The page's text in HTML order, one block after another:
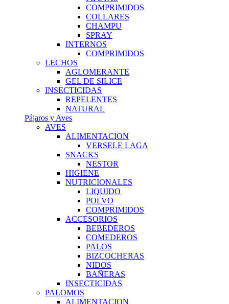
COMPRIMIDOS
COLLARES
CHAMPU
SPRAY
INTERNOS
COMPRIMIDOS
LECHOS
AGLOMERANTE
GEL DE SILICE
INSECTICIDAS
REPELENTES
NATURAL
Pájaros y Aves
AVES
ALIMENTACION
VERSELE LAGA
SNACKS
NESTOR
HIGIENE
NUTRICIONALES
LIQUIDO
POLVO
COMPRIMIDOS
ACCESORIOS
BEBEDEROS
COMEDEROS
PALOS
BIZCOCHERAS
NIDOS
BAÑERAS
INSECTICIDAS
PALOMOS
ALIMENTACION